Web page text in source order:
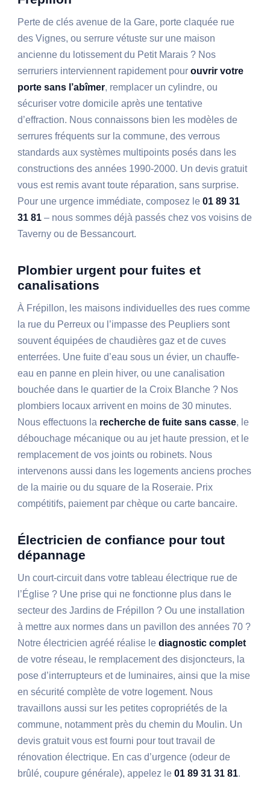
Perte de clés avenue de la Gare, porte claquée rue
des Vignes, ou serrure vétuste sur une maison
ancienne du lotissement du Petit Marais ? Nos
serruriers interviennent rapidement pourouvrir votre
porte sans l’abîmer, remplacer un cylindre, ou
sécuriser votre domicile après une tentative
d’effraction. Nous connaissons bien les modèles de
serrures fréquents sur la commune, des verrous
standards aux systèmes multipoints posés dans les
constructions des années 1990-2000. Un devis gratuit
vous est remis avant toute réparation, sans surprise.
Pour une urgence immédiate, composez le01 89 31
31 81 – nous sommes déjà passés chez vos voisins de
Taverny ou de Bessancourt.
Plombier urgent pour fuites et
canalisations
À Frépillon, les maisons individuelles des rues comme
la rue du Perreux ou l’impasse des Peupliers sont
souvent équipées de chaudières gaz et de cuves
enterrées. Une fuite d’eau sous un évier, un chauffe-
eau en panne en plein hiver, ou une canalisation
bouchée dans le quartier de la Croix Blanche ? Nos
plombiers locaux arrivent en moins de 30 minutes.
Nous effectuons la recherche de fuite sans casse, le
débouchage mécanique ou au jet haute pression, et le
remplacement de vos joints ou robinets. Nous
intervenons aussi dans les logements anciens proches
de la mairie ou du square de la Roseraie. Prix
compétitifs, paiement par chèque ou carte bancaire.
Électricien de confiance pour tout
dépannage
Un court-circuit dans votre tableau électrique rue de
l’Église ? Une prise qui ne fonctionne plus dans le
secteur des Jardins de Frépillon ? Ou une installation
à mettre aux normes dans un pavillon des années 70 ?
Notre électricien agréé réalise lediagnostic complet
de votre réseau, le remplacement des disjoncteurs, la
pose d’interrupteurs et de luminaires, ainsi que la mise
en sécurité complète de votre logement. Nous
travaillons aussi sur les petites copropriétés de la
commune, notamment près du chemin du Moulin. Un
devis gratuit vous est fourni pour tout travail de
rénovation électrique. En cas d’urgence (odeur de
brûlé, coupure générale), appelez le01 89 31 31 81.